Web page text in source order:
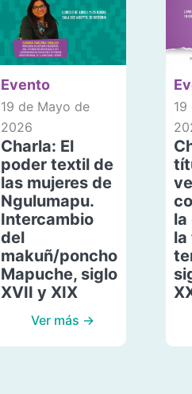
Evento
19 de Mayo de
2026
Charla: El
poder textil de
las mujeres de
Ngulumapu.
Intercambio
del
makuñ/poncho
Mapuche, siglo
XVII y XIX
Ver más →
la
la